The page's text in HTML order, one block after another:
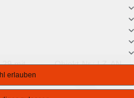
29 mit
Objekt-Nr.: LZ-AN-